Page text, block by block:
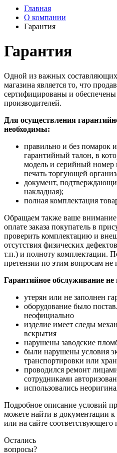
Главная
О компании
Гарантия
Гарантия
Одной из важных
магазина является то, что
сертифицированы и
производителей.
Для осуществления
необходимы:
правильно и без помарок
гарантийный талон, в
модель и серийный номер
печать торгующей
документ,
накладная);
полная комплектация
Обращаем также ваше
оплате заказа покупатель в
проверить комплектацию и
отсутствия физических
т.п.) и полноту комплектации.
претензии по этим вопросам не
Гарантийное обслуживание не
утерян или не заполнен
оборудование было
неофициально
изделие имеет следы
вскрытия
нарушены заводские
были нарушены условия
транспортировки или
проводился ремонт
сотрудниками
использовались
Подробное описание условий
можете найти в документации
или на сайте соответствующего
Остались
вопросы?